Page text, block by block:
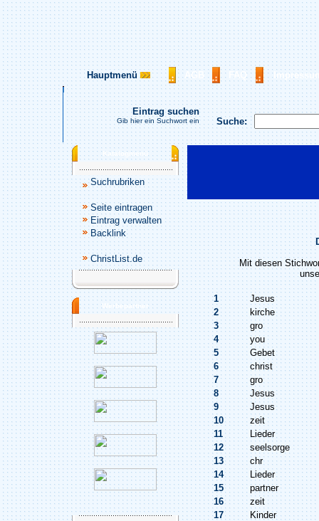
Hauptmenü AGB FAQ
Suche:
Eintrag suchen
Gib hier ein Suchwort ein
Katalogmenü
Suchrubriken
Seite eintragen
Eintrag verwalten
Backlink
ChristList.de
Werbepartner
Mit diesen
1
Jesus
2
kirche
3
gro
4
you
5
Gebet
6
christ
7
gro
8
Jesus
9
Jesus
10
zeit
11
Lieder
12
seelsorge
13
chr
14
Lieder
15
partner
16
zeit
17
Kinder